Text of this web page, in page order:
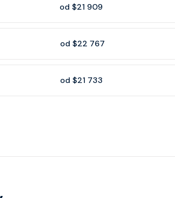
od $21 909
od $22 767
od $21 733